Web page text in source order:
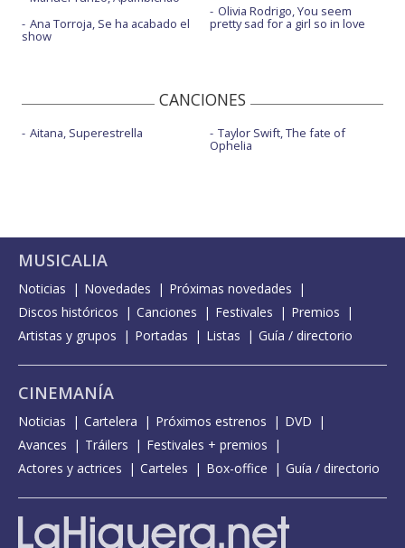
Ana Torroja, Se ha acabado el
show
Olivia Rodrigo, You seem
pretty sad for a girl so in love
CANCIONES
Aitana, Superestrella Taylor Swift, The fate of
Ophelia
MUSICALIA
Noticias Novedades
Próximas novedades
Discos históricos
Canciones Festivales
Premios
Artistas y grupos
Portadas Listas Guía / directorio
CINEMANÍA
Noticias Cartelera Próximos estrenos
DVD
Avances
Tráilers
Festivales + premios
Actores y actrices
Carteles Box-office Guía / directorio